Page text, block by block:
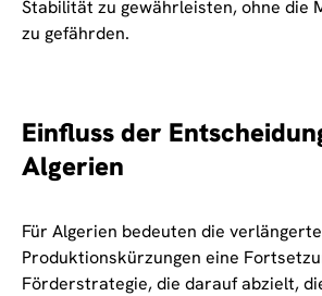
Stabilität zu gewährleisten, ohne die
zu gefährden.
Einfluss der
Algerien
Für Algerien bedeuten die
Produktionskürzungen eine
Förderstrategie, die darauf abzielt,